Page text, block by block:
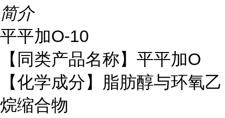
简介
平平加O-10
【同类产品名称】平平加O
【化学成分】脂肪醇与环氧乙
烷缩合物